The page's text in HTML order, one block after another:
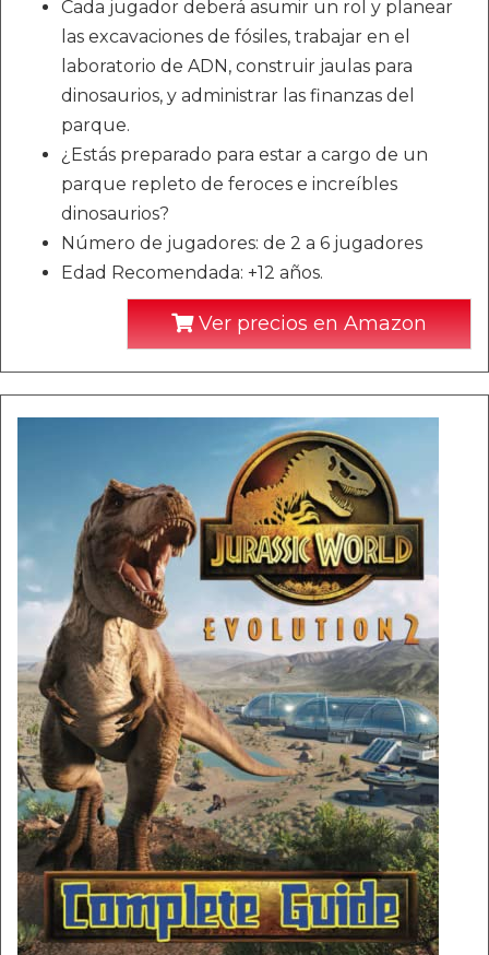
Cada jugador deberá asumir un rol y planear
las excavaciones de fósiles, trabajar en el
laboratorio de ADN, construir jaulas para
dinosaurios, y administrar las finanzas del
parque.
¿Estás preparado para estar a cargo de un
parque repleto de feroces e increíbles
dinosaurios?
Número de jugadores: de 2 a 6 jugadores
Edad Recomendada: +12 años.
Ver precios en Amazon